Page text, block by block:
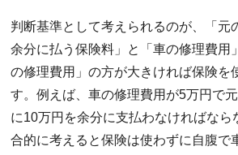
判断基準として考えられるのが、「元
余分に払う保険料」と「車の修理費用
の修理費用」の方が大きければ保険を
す。例えば、車の修理費用が5万円で
に10万円を余分に支払わなければなら
合的に考えると保険は使わずに自腹で